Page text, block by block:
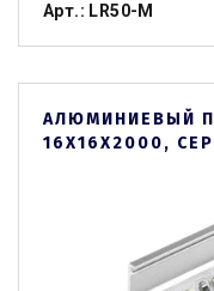
Арт.: LR50-M
АЛЮМИНИЕВЫЙ
16Х16Х2000,